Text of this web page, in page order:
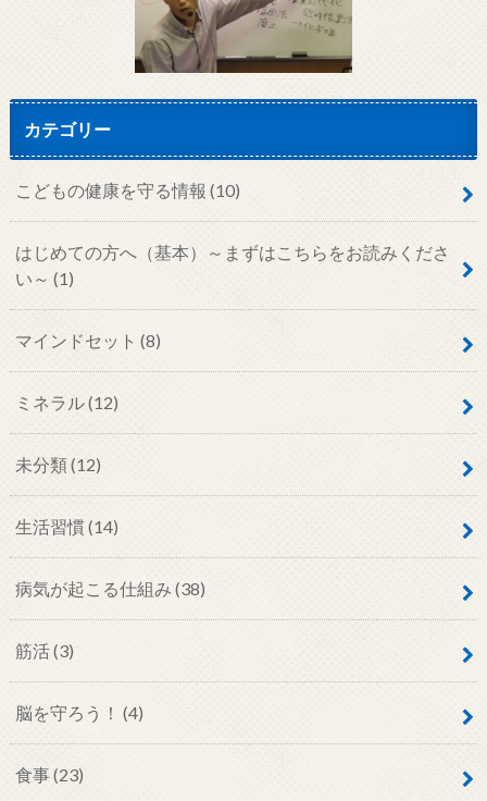
カテゴリー
こどもの健康を守る情報 (10)
はじめての方へ（基本）～まずはこちらをお読みくださ
い～ (1)
マインドセット (8)
ミネラル(12)
未分類(12)
生活習慣(14)
病気が起こる仕組み (38)
筋活(3)
脳を守ろう！ (4)
食事(23)